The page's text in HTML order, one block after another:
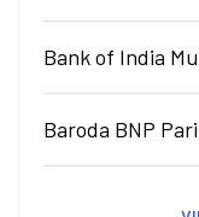
Bank of India
Baroda BNP